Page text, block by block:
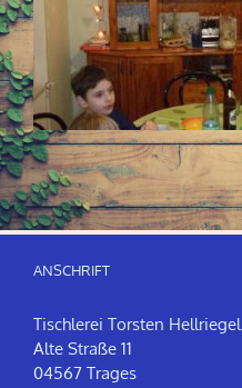
ANSCHRIFT
Tischlerei Torsten Hellriegel
Alte Straße 11
04567 Trages